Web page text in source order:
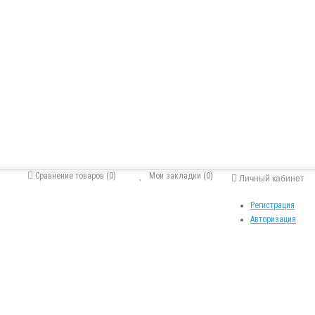
Личный кабинет
Регистрация
Авторизация
Мои закладки (0)
Сравнение товаров (0)